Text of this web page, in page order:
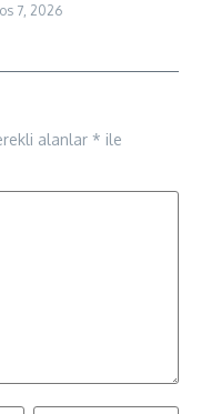
7, 2026
alanlar * ile